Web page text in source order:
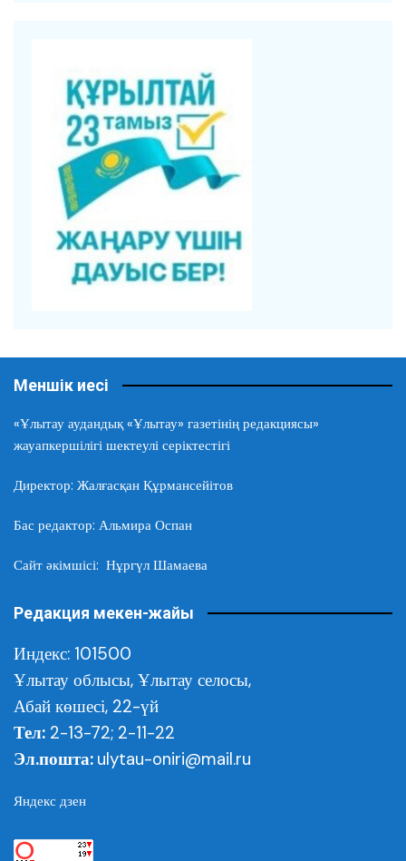
Меншік иесі
«Ұлытау аудандық «Ұлытау» газетінің редакциясы»
жауапкершілігі шектеулі серіктестігі
Директор: Жалғасқан Құрмансейітов
Бас редактор: Альмира Оспан
Сайт әкімшісі: Нұргүл Шамаева
Редакция мекен-жайы
Индекс: 101500
Ұлытау облысы, Ұлытау селосы,
Абай көшесі, 22-үй
Тел: 2-13-72; 2-11-22
Эл.пошта: ulytau-oniri@mail.ru
Яндекс дзен